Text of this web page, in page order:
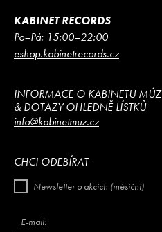
KABINET RECORDS
Po–Pá: 15:00–22:00
eshop.kabinetrecords.cz
INFORMACE O KABINETU MÚZ
& DOTAZY OHLEDNĚ LÍSTKŮ
info@kabinetmuz.cz
CHCI ODEBÍRAT
Newsletter o akcích (měsíční)
E-mail: